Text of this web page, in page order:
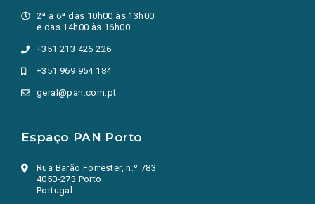
2ª a 6ª das 10h00 às 13h00
e das 14h00 às 16h00
+351 213 426 226
+351 969 954 184
geral@pan.com.pt
Espaço PAN Porto
Rua Barão Forrester, n.º 783
4050-273 Porto
Portugal